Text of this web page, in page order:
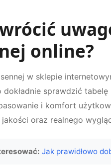
online?
w sklepie
sprawdzić
i komfort
oraz realnego
Jak prawidłowo